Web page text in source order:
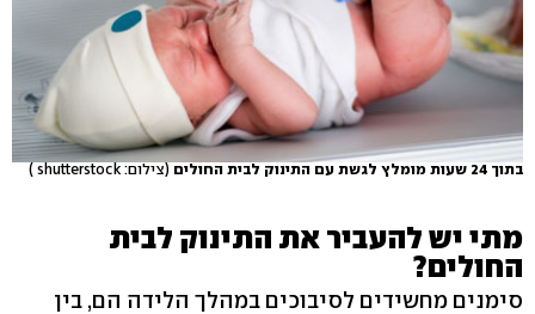
בתוך 24 שעות מומלץ לגשת עם התינוק לבית החולים (צילום: shutterstock )
מתי יש להעביר את התינוק לבית
החולים?
סימנים מחשידים לסיבוכים במהלך הלידה הם, בין